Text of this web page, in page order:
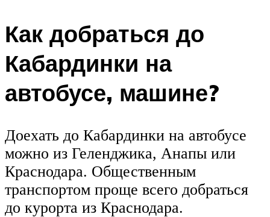
Как добраться до
Кабардинки на
автобусе, машине?
Доехать до Кабардинки на автобусе
можно из Геленджика, Анапы или
Краснодара. Общественным
транспортом проще всего добраться
до курорта из Краснодара.